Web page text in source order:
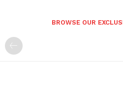
BROWSE OUR